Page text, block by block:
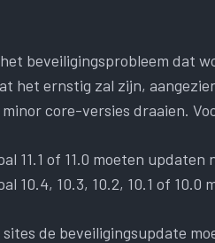
beveiligingsprobleem dat
het ernstig zal zijn,
core-versies draaien.
11.1 of 11.0 moeten updaten
10.4, 10.3, 10.2, 10.1 of
de beveiligingsupdate